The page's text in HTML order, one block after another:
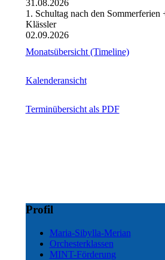
31.08.2026
1. Schultag nach den Sommerferien
Klässler
02.09.2026
Monatsübersicht (Timeline)
Kalenderansicht
Terminübersicht als PDF
Profil
Maria-Sibylla-Merian
Orchesterklassen
MINT-Förderung